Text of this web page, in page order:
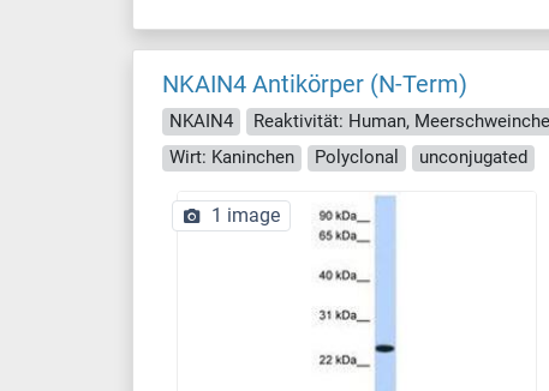
NKAIN4 Antikörper (N-Term)
NKAIN4
Wirt: Kaninchen
Polyclonal unconjugated
1 image